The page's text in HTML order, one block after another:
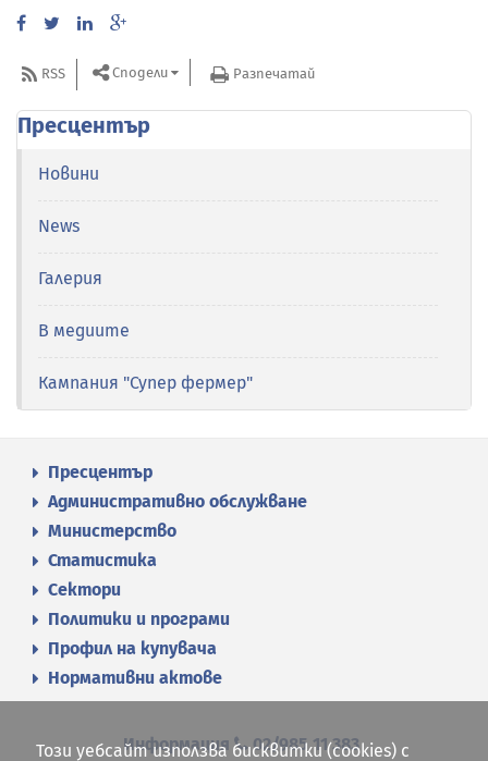
RSS Сподели Разпечатай
Пресцентър
Новини
News
Галерия
В медиите
Кампания "Супер фермер"
Пресцентър
Административно обслужване
Министерство
Статистика
Сектори
Политики и програми
Профил на купувача
Нормативни актове
Информация 02/985 11 383
Този уебсайт използва бисквитки (cookies) с